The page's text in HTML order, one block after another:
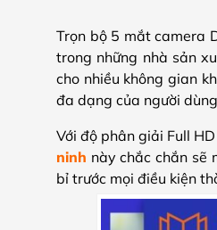
Trọn bộ 5 mắt camera
trong những nhà sản
cho nhiều không gian
đa dạng của người
Với độ phân giải Full
ninh này chắc chắn sẽ
bỉ trước mọi điều kiện